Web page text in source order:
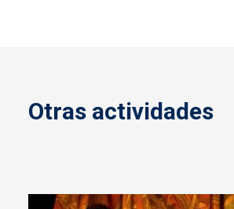
Otras actividades